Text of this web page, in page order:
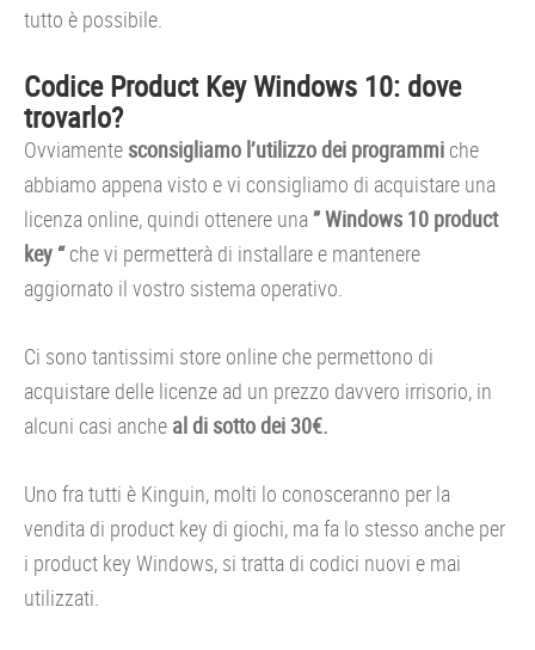
tutto è possibile.
Codice Product Key Windows 10: dove
trovarlo?
Ovviamente sconsigliamo l’utilizzo dei programmi che
abbiamo appena visto e vi consigliamo di acquistare una
licenza online, quindi ottenere una” Windows 10 product
key “che vi permetterà di installare e mantenere
aggiornato il vostro sistema operativo.
Ci sono tantissimi store online che permettono di
acquistare delle licenze ad un prezzo davvero irrisorio, in
alcuni casi anche al di sotto dei 30€.
Uno fra tutti è Kinguin, molti lo conosceranno per la
vendita di product key di giochi, ma fa lo stesso anche per
i product key Windows, si tratta di codici nuovi e mai
utilizzati.